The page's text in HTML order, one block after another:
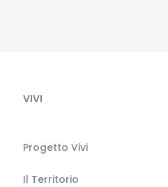
VIVI
Progetto Vivi
Il Territorio